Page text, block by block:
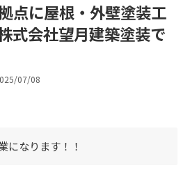
点に屋根・外壁塗装工
式会社望月建築塗装で
07/08
になります！！